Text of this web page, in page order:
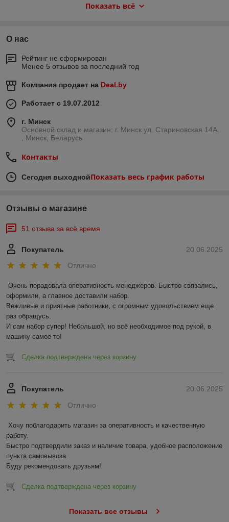
и шиномонтажных мастерских. Конструкция из двух опорных
системам транспортного средства.
Основные плюсы двухстоечных подъемников
Экономия места— оптимальное решение для
рассчитаны на вес от 3 до 5 тонн и подходят для
большинства легковых и коммерческих авто.
Универсальное применение
синхронизации, страховочные замки и гидравлические
С нижней синхронизацией
С верхней синхронизацией
для интенсивного использования в профессиональных
Электромеханические и электрогидравлические
— различаются принципом работы, скоростью
подъема и уровнем комфорта для механика.
Почему выбирают нас
В продаже только проверенные и
задачи вашего сервиса.
Доставка и установка по России и Беларуси,
Итог
Если вам нужен надежный и практичный
подъемник для автосервиса
основой продуктивной работы, обеспечив удобство и
Показать всё
О нас
Рейтинг не сформирован
Менее 5 отзывов за последний год
Компания продает на Deal.by
Работает с 19.07.2012
г. Минск
Основной склад и магазин: г. Минск ул. Стариновская 14А.
, Минск, Беларусь
Контакты
Сегодня выходнойПоказать весь график работы
Отзывы о магазине
51 отзыва за всё время
20.06.2025
Покупатель
Отлично
Очень порадовала оперативность менеджеров. Быстро связались,
оформили, а главное доставили набор.
Вежливые и приятные работники, с огромным удовольствием еще
раз обращусь.
И сам набор супер! Небольшой, но всё необходимое под рукой, в
машину самое то!
Сделка подтверждена через корзину
20.06.2025
Покупатель
Отлично
Хочу поблагодарить магазин за оперативность и качественную
работу.
Быстро подтвердили заказ и наличие товара, удобное расположение
пункта самовывоза
Буду рекомендовать друзьям!
Сделка подтверждена через корзину
Показать все отзывы